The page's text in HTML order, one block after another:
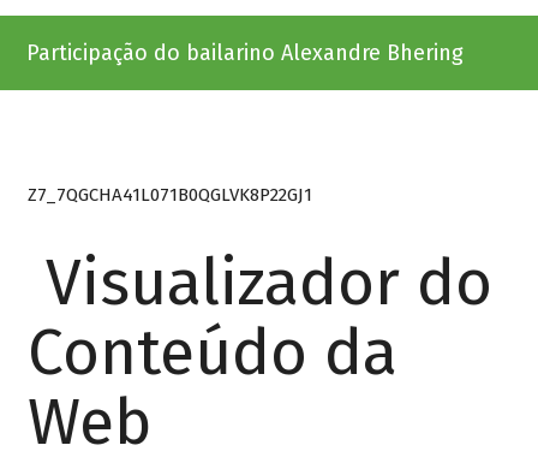
Participação do bailarino Alexandre Bhering
Z7_7QGCHA41L071B0QGLVK8P22GJ1
Visualizador do
Conteúdo da
Web